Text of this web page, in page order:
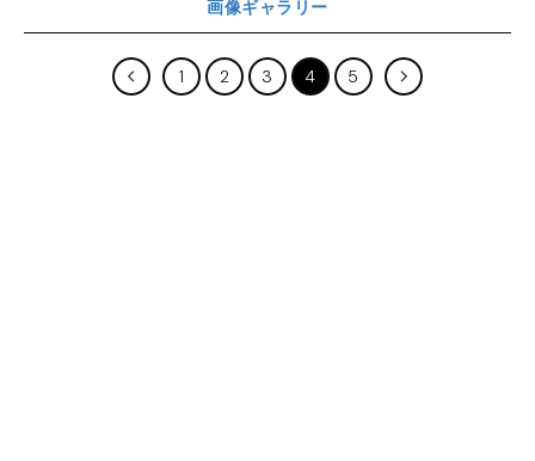
画像ギャラリー
1 2 3 4 5